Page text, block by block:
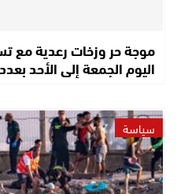
موجة حر وزخات رعدية مع
اليوم الجمعة إلى الأحد
سياسة